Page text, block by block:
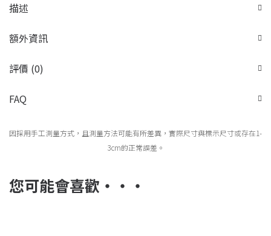
描述
額外資訊
評價 (0)
FAQ
因採用手工測量方式，且測量方法可能有所差異，實際尺寸與標示尺寸或存在1-
3cm的正常誤差。
您可能會喜歡‧‧‧